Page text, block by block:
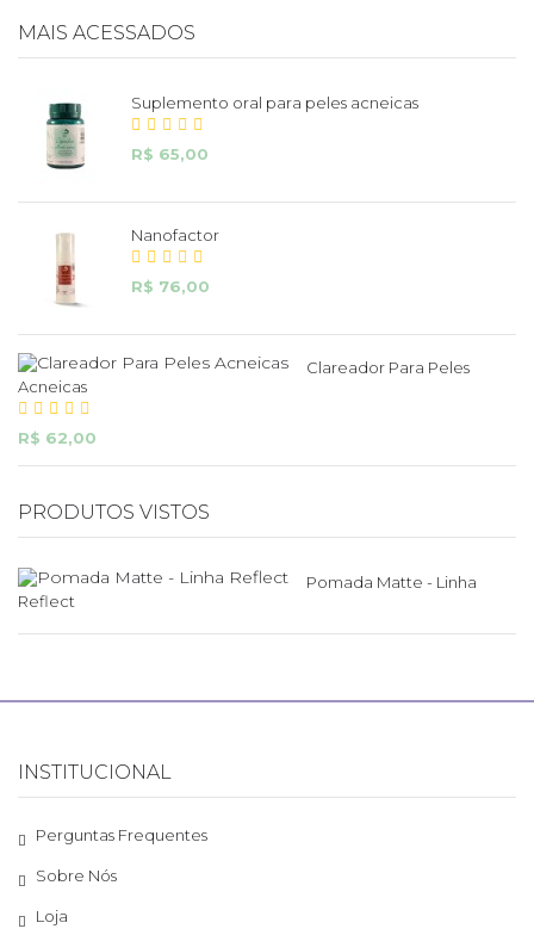
MAIS ACESSADOS
Suplemento oral para peles acneicas
R$ 65,00
Nanofactor
R$ 76,00
Clareador Para Peles
Acneicas
R$ 62,00
PRODUTOS VISTOS
Pomada Matte - Linha
Reflect
INSTITUCIONAL
Perguntas Frequentes
Sobre Nós
Loja